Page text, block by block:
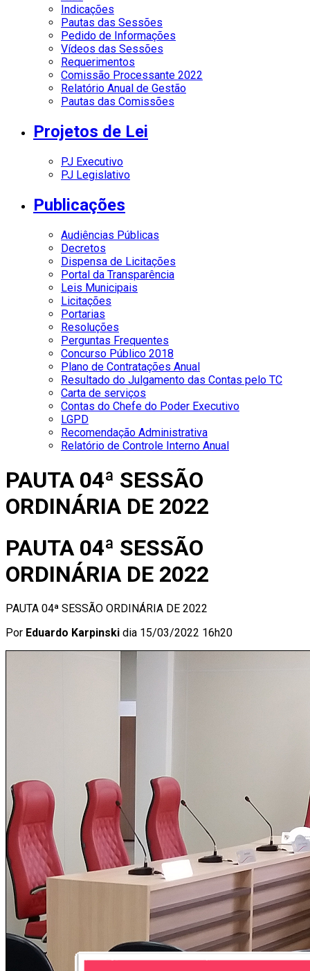
Indicações
Pautas das Sessões
Pedido de Informações
Vídeos das Sessões
Requerimentos
Comissão Processante 2022
Relatório Anual de Gestão
Pautas das Comissões
Projetos de Lei
PJ Executivo
PJ Legislativo
Publicações
Audiências Públicas
Decretos
Dispensa de Licitações
Portal da Transparência
Leis Municipais
Licitações
Portarias
Resoluções
Perguntas Frequentes
Concurso Público 2018
Plano de Contratações Anual
Resultado do Julgamento das Contas pelo TC
Carta de serviços
Contas do Chefe do Poder Executivo
LGPD
Recomendação Administrativa
Relatório de Controle Interno Anual
PAUTA 04ª SESSÃO
ORDINÁRIA DE 2022
PAUTA 04ª SESSÃO
ORDINÁRIA DE 2022
PAUTA 04ª SESSÃO ORDINÁRIA DE 2022
Por Eduardo Karpinski dia 15/03/2022 16h20